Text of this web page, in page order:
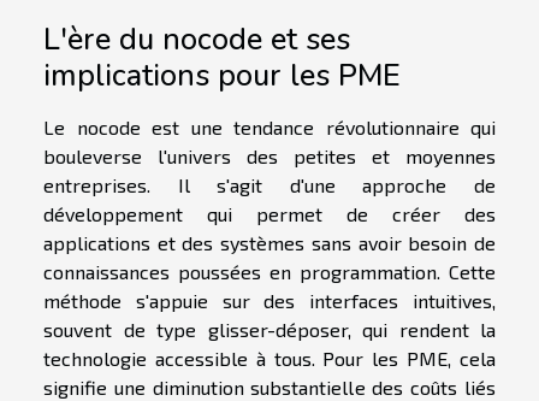
L'ère du nocode et ses
implications pour les PME
Le nocode est une tendance révolutionnaire qui
bouleverse l'univers des petites et moyennes
entreprises. Il s'agit d'une approche de
développement qui permet de créer des
applications et des systèmes sans avoir besoin de
connaissances poussées en programmation. Cette
méthode s'appuie sur des interfaces intuitives,
souvent de type glisser-déposer, qui rendent la
technologie accessible à tous. Pour les PME, cela
signifie une diminution substantielle des coûts liés